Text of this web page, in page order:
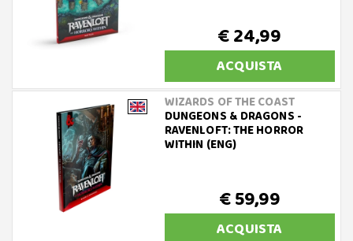
€ 24,99
ACQUISTA
WIZARDS OF THE COAST
DUNGEONS & DRAGONS -
RAVENLOFT: THE HORROR
WITHIN (ENG)
€ 59,99
ACQUISTA